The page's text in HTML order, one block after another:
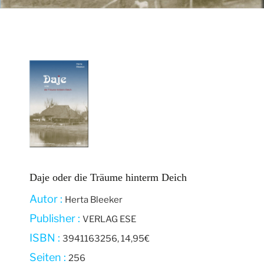
Daje oder die Träume hinterm Deich
Autor : Herta Bleeker
Publisher : VERLAG ESE
ISBN : 3941163256, 14,95€
Seiten : 256